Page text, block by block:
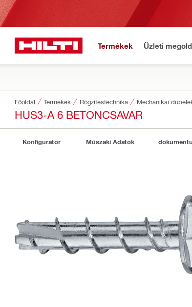
Termékek Üzleti
Főoldal Termékek Rögzítéstechnika Mechanikai
HUS3-A 6 BETONCSAVAR
Konfigurátor Műszaki Adatok